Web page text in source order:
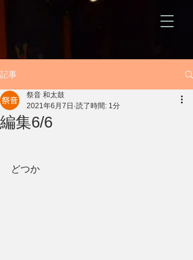
記事
編集6/6
祭音 和太鼓
2021年6月7日 読了時間: 1分
どつか